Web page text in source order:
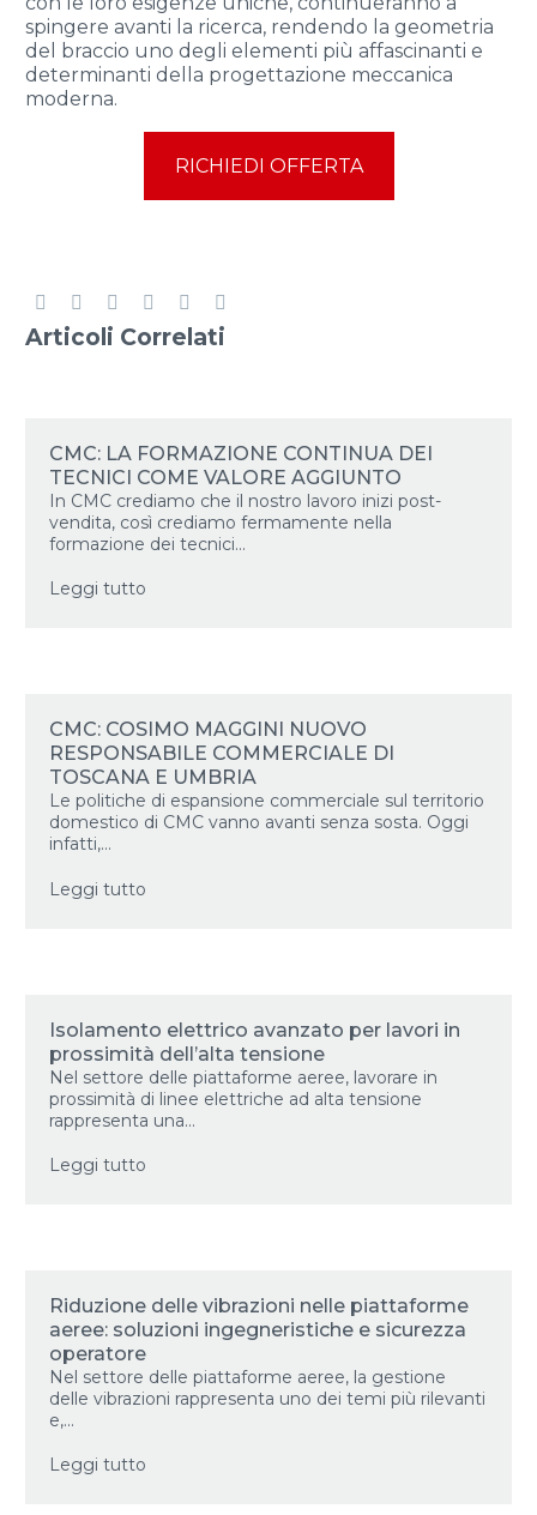
spingere avanti la ricerca, rendendo la geometria
del braccio uno degli elementi più affascinanti e
determinanti della progettazione meccanica
moderna.
RICHIEDI OFFERTA
Articoli Correlati
CMC: LA FORMAZIONE CONTINUA DEI
TECNICI COME VALORE AGGIUNTO
In CMC crediamo che il nostro lavoro inizi post-
vendita, così crediamo fermamente nella
formazione dei tecnici...
Leggi tutto
CMC: COSIMO MAGGINI NUOVO
RESPONSABILE COMMERCIALE DI
TOSCANA E UMBRIA
Le politiche di espansione commerciale sul territorio
domestico di CMC vanno avanti senza sosta. Oggi
infatti,...
Leggi tutto
Isolamento elettrico avanzato per lavori in
prossimità dell’alta tensione
Nel settore delle piattaforme aeree, lavorare in
prossimità di linee elettriche ad alta tensione
rappresenta una...
Leggi tutto
Riduzione delle vibrazioni nelle piattaforme
aeree: soluzioni ingegneristiche e sicurezza
operatore
Nel settore delle piattaforme aeree, la gestione
delle vibrazioni rappresenta uno dei temi più rilevanti
e,...
Leggi tutto